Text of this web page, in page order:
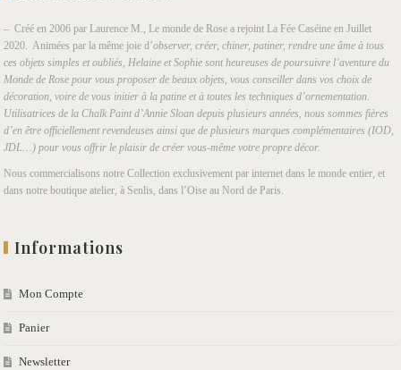
– Créé en 2006 par Laurence M., Le monde de Rose a rejoint La Fée Caséine en Juillet
2020. Animées par la même joie d’observer, créer, chiner, patiner, rendre une âme à tous
ces objets simples et oubliés, Helaine et Sophie sont heureuses de poursuivre l’aventure du
Monde de Rose pour vous proposer de beaux objets, vous conseiller dans vos choix de
décoration, voire de vous initier à la patine et à toutes les techniques d’ornementation.
Utilisatrices de la Chalk Paint d’Annie Sloan depuis plusieurs années, nous sommes fières
d’en être officiellement revendeuses ainsi que de plusieurs marques complémentaires (IOD,
JDL…) pour vous offrir le plaisir de créer vous-même votre propre décor.
Nous commercialisons notre Collection exclusivement par internet dans le monde entier, et
dans notre boutique atelier, à Senlis, dans l’Oise au Nord de Paris.
Informations
Mon Compte
Panier
Newsletter